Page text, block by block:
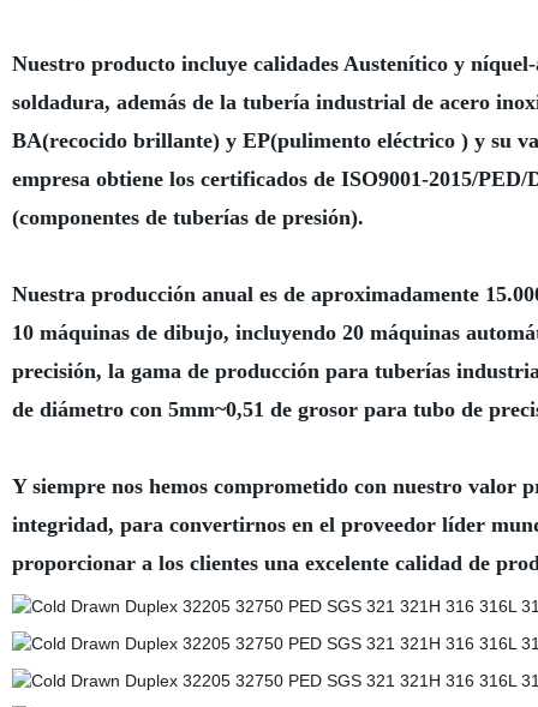
Nuestro producto incluye calidades Austenítico y
soldadura, además de la tubería industrial de acero
BA(recocido brillante) y EP(pulimento eléctrico ) y su
empresa obtiene los certificados de ISO9001-2015/
(componentes de tuberías de presión).
Nuestra producción anual es de aproximadamente
10 máquinas de dibujo, incluyendo 20 máquinas
precisión, la gama de producción para tuberías
de diámetro con 5mm~0,51 de grosor para tubo de
Y siempre nos hemos comprometido con nuestro
integridad, para convertirnos en el proveedor líder
proporcionar a los clientes una excelente calidad de